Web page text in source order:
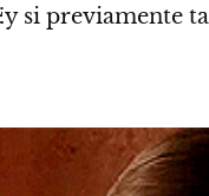
si previamente